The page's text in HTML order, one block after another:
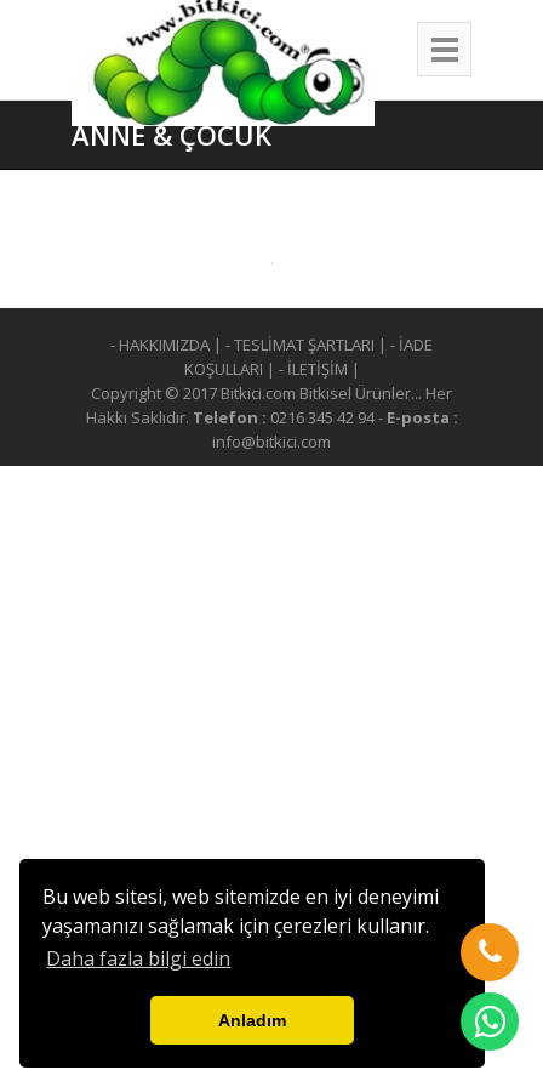
Bu web sitesi, web sitemizde en iyi deneyimi
yaşamanızı sağlamak için çerezleri kullanır.
Daha fazla bilgi edin
Anladım
ANNE & ÇOCUK
- HAKKIMIZDA | - TESLİMAT ŞARTLARI | - İADE
KOŞULLARI | - İLETİŞİM |
Copyright © 2017 Bitkici.com Bitkisel Ürünler... Her
Hakkı Saklıdır. Telefon : 0216 345 42 94 - E-posta :
info@bitkici.com